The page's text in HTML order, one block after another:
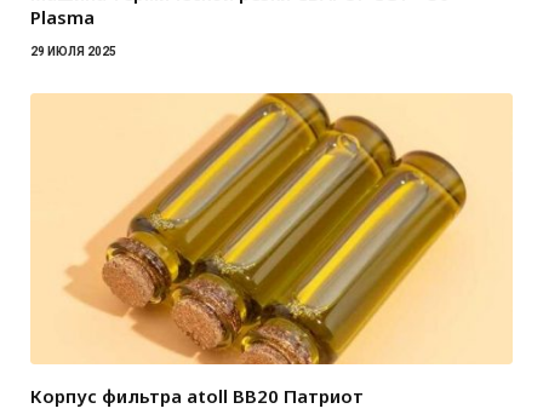
Plasma
29 ИЮЛЯ 2025
Корпус фильтра atoll BB20 Патриот